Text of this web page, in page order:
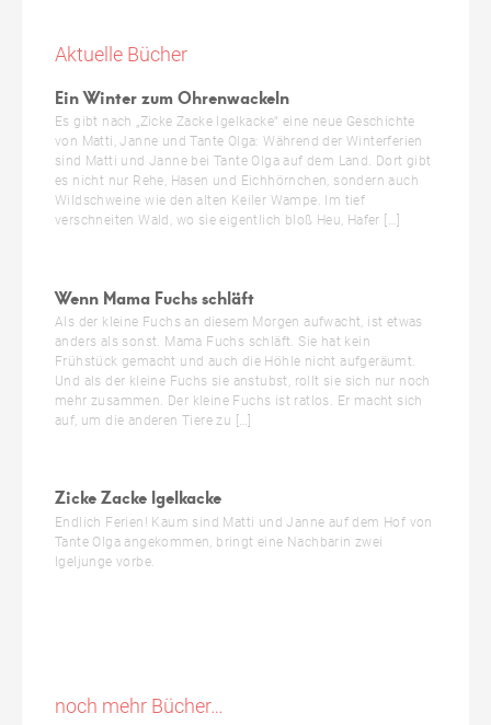
Aktuelle Bücher
Ein Winter zum Ohrenwackeln
Es gibt nach „Zicke Zacke Igelkacke“ eine neue Geschichte
von Matti, Janne und Tante Olga: Während der Winterferien
sind Matti und Janne bei Tante Olga auf dem Land. Dort gibt
es nicht nur Rehe, Hasen und Eichhörnchen, sondern auch
Wildschweine wie den alten Keiler Wampe. Im tief
verschneiten Wald, wo sie eigentlich bloß Heu, Hafer […]
Wenn Mama Fuchs schläft
Als der kleine Fuchs an diesem Morgen aufwacht, ist etwas
anders als sonst. Mama Fuchs schläft. Sie hat kein
Frühstück gemacht und auch die Höhle nicht aufgeräumt.
Und als der kleine Fuchs sie anstubst, rollt sie sich nur noch
mehr zusammen. Der kleine Fuchs ist ratlos. Er macht sich
auf, um die anderen Tiere zu […]
Zicke Zacke Igelkacke
Endlich Ferien! Kaum sind Matti und Janne auf dem Hof von
Tante Olga angekommen, bringt eine Nachbarin zwei
Igeljunge vorbe.
noch mehr Bücher…